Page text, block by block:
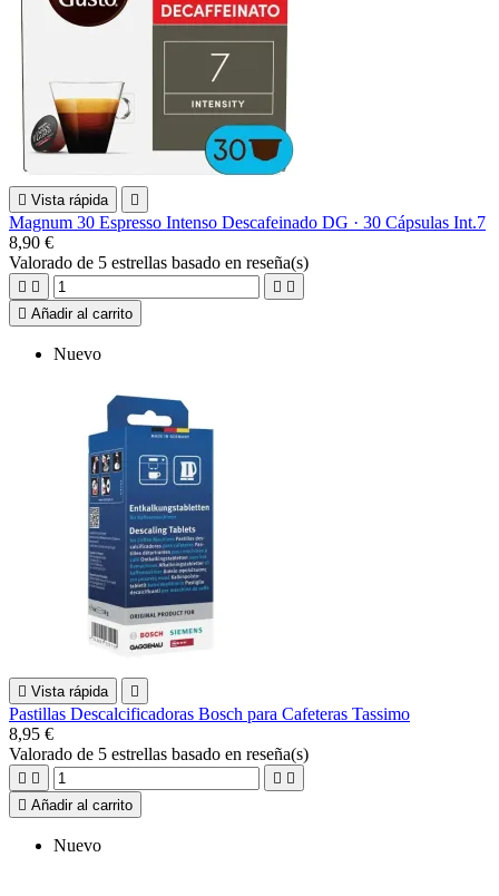
 Vista rápida 
Magnum 30 Espresso Intenso Descafeinado DG · 30 Cápsulas Int.7
8,90 €
Valorado de 5 estrellas basado en reseña(s)
   
 Añadir al carrito
Nuevo
 Vista rápida 
Pastillas Descalcificadoras Bosch para Cafeteras Tassimo
8,95 €
Valorado de 5 estrellas basado en reseña(s)
   
 Añadir al carrito
Nuevo